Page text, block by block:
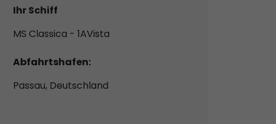
Ihr Schiff
MS Classica - 1AVista
Abfahrtshafen:
Passau, Deutschland